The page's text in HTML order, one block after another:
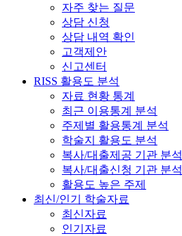
자주 찾는 질문
상담 신청
상담 내역 확인
고객제안
신고센터
RISS 활용도 분석
자료 현황 통계
최근 이용통계 분석
주제별 활용통계 분석
학술지 활용도 분석
복사/대출제공 기관 분석
복사/대출신청 기관 분석
활용도 높은 주제
최신/인기 학술자료
최신자료
인기자료